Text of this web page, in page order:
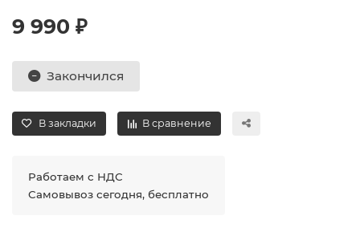
9 990 ₽
Закончился
В закладки В сравнение
Работаем с НДС
Самовывоз сегодня, бесплатно